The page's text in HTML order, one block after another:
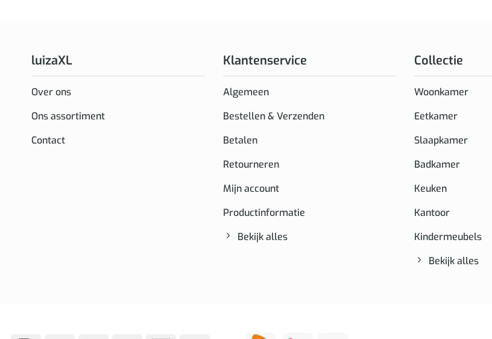
luizaXL
Over ons
Ons assortiment
Contact
Klantenservice
Algemeen
Bestellen & Verzenden
Betalen
Retourneren
Mijn account
Productinformatie
Bekijk alles
Collectie
Woonkamer
Eetkamer
Slaapkamer
Badkamer
Keuken
Kantoor
Kindermeubels
Bekijk alles